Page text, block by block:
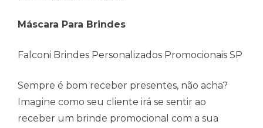
Máscara Para Brindes
Falconi Brindes Personalizados Promocionais SP
Sempre é bom receber presentes, não acha?
Imagine como seu cliente irá se sentir ao
receber um brinde promocional com a sua